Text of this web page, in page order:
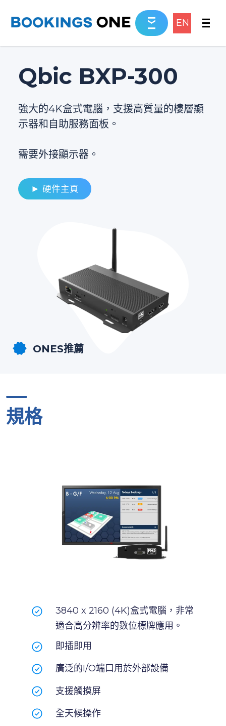
EN
Qbic BXP-300
強大的4K盒式電腦，支援高質量的樓層顯
示器和自助服務面板。
需要外接顯示器。
► 硬件主頁
ONES推薦
規格
3840 x 2160 (4K)盒式電腦，非常
適合高分辨率的數位標牌應用。
即插即用
廣泛的I/O端口用於外部設備
支援觸摸屏
全天候操作